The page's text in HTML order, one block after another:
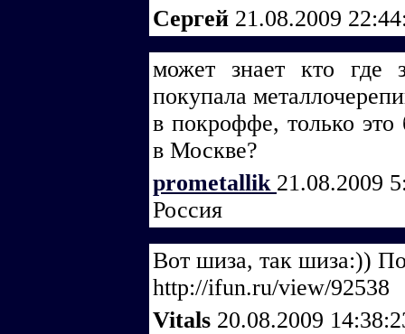
Сергей 21.08.2009
может знает кто где
покупала
в покроффе, только
в Москве?
prometallik 21.08.2009
Россия
Вот шиза, так шиза:))
http://ifun.ru/view/92538
Vitals 20.08.2009